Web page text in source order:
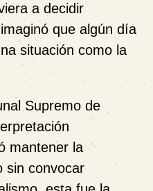
a decidir
que algún día
situación como la
Supremo de
mantener la
sin convocar